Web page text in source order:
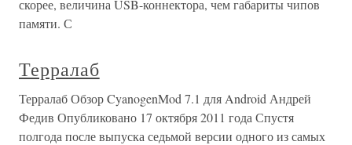
скорее, величина USB-коннектора, чем габариты чипов
памяти. С
Терралаб
Терралаб Обзор CyanogenMod 7.1 для Android Андрей
Федив Опубликовано 17 октября 2011 года Спустя
полгода после выпуска седьмой версии одного из самых